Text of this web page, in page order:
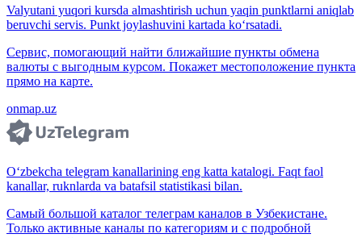
Valyutani yuqori kursda almashtirish uchun yaqin punktlarni aniqlab
beruvchi servis. Punkt joylashuvini kartada ko‘rsatadi.
Сервис, помогающий найти ближайшие пункты обмена
валюты с выгодным курсом. Покажет местоположение пункта
прямо на карте.
onmap.uz
O‘zbekcha telegram kanallarining eng katta katalogi. Faqt faol
kanallar, ruknlarda va batafsil statistikasi bilan.
Самый большой каталог телеграм каналов в Узбекистане.
Только активные каналы по категориям и с подробной